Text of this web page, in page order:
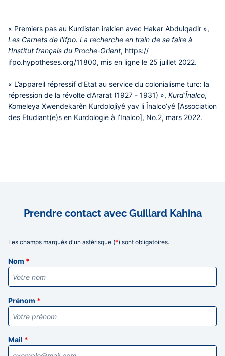
« Premiers pas au Kurdistan irakien avec Hakar Abdulqadir »,
Les Carnets de l'Ifpo. La recherche en train de se faire à
l’Institut français du Proche-Orient, https://
ifpo.hypotheses.org/11800, mis en ligne le 25 juillet 2022.
« L’appareil répressif d’Etat au service du colonialisme turc: la
répression de la révolte d’Ararat (1927 - 1931) », Kurd’Înalco,
Komeleya Xwendekarên Kurdolojîyê yav li Înalco’yê [Association
des Etudiant(e)s en Kurdologie à l’Inalco], No.2, mars 2022.
Prendre contact avec Guillard Kahina
Les champs marqués d'un astérisque (*) sont obligatoires.
Nom *
Prénom *
Mail *